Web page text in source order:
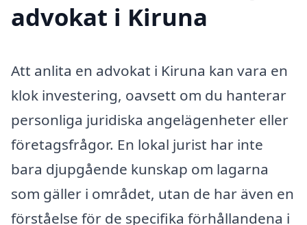
advokat i Kiruna
Att anlita en advokat i Kiruna kan vara en
klok investering, oavsett om du hanterar
personliga juridiska angelägenheter eller
företagsfrågor. En lokal jurist har inte
bara djupgående kunskap om lagarna
som gäller i området, utan de har även en
förståelse för de specifika förhållandena i